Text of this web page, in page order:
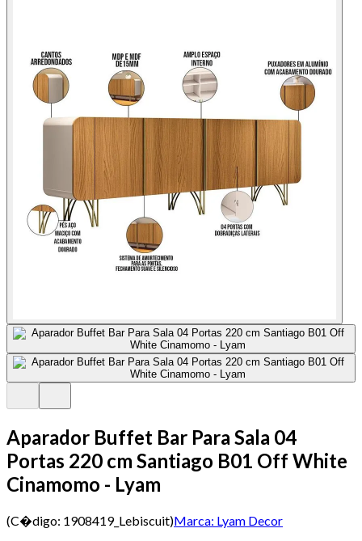
Aparador Buffet Bar Para Sala 04
Portas 220 cm Santiago B01 Off White
Cinamomo - Lyam
(C�digo: 1908419_Lebiscuit)Marca: Lyam Decor